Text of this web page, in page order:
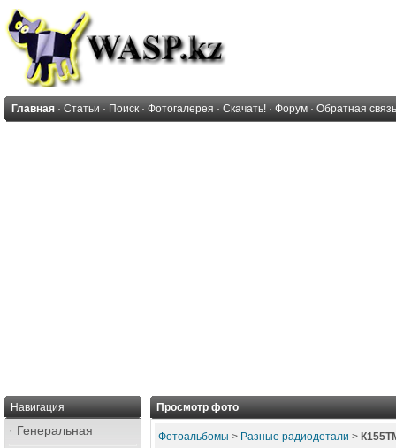
Главная · Статьи · Поиск · Фотогалерея · Скачать! · Форум · Обратная связь
Навигация
· Генеральная
Просмотр фото
Фотоальбомы > Разные радиодетали >